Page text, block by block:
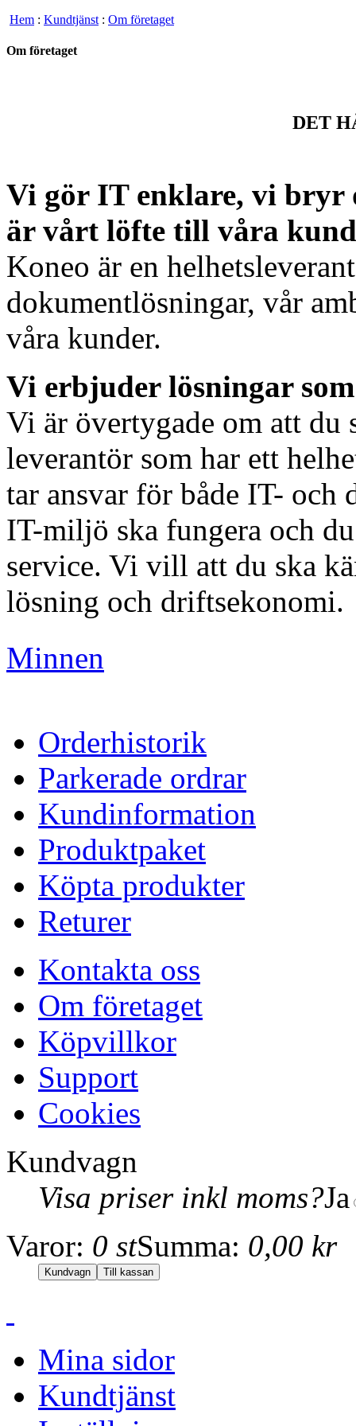
Hem : Kundtjänst : Om företaget
Om företaget
DET
Vi gör IT enklare, vi bryr
är vårt löfte till våra
Koneo är en
dokumentlösningar, vår
våra kunder.
Vi erbjuder lösningar
Vi är övertygade om att du
leverantör som har ett
tar ansvar för både IT-
IT-miljö ska fungera och
service. Vi vill att du ska
lösning och driftsekonomi.
Minnen
Orderhistorik
Parkerade ordrar
Kundinformation
Produktpaket
Köpta produkter
Returer
Kontakta oss
Om företaget
Köpvillkor
Support
Cookies
Kundvagn
Visa priser inkl moms?Ja
Varor: 0 stSumma: 0,00 kr
Mina sidor
Kundtjänst